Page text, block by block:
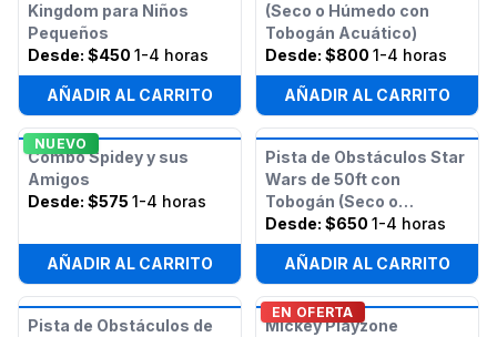
Kingdom para Niños
Pequeños
Desde: $450 1-4 horas
AÑADIR AL CARRITO
(Seco o Húmedo con
Tobogán Acuático)
Desde: $800 1-4 horas
AÑADIR AL CARRITO
NUEVO
Combo Spidey y sus
Amigos
Desde: $575 1-4 horas
AÑADIR AL CARRITO
Pista de Obstáculos Star
Wars de 50ft con
Tobogán (Seco o
Húmedo)
Desde: $650 1-4 horas
AÑADIR AL CARRITO
Pista de Obstáculos de
EN OFERTA
Mickey Playzone